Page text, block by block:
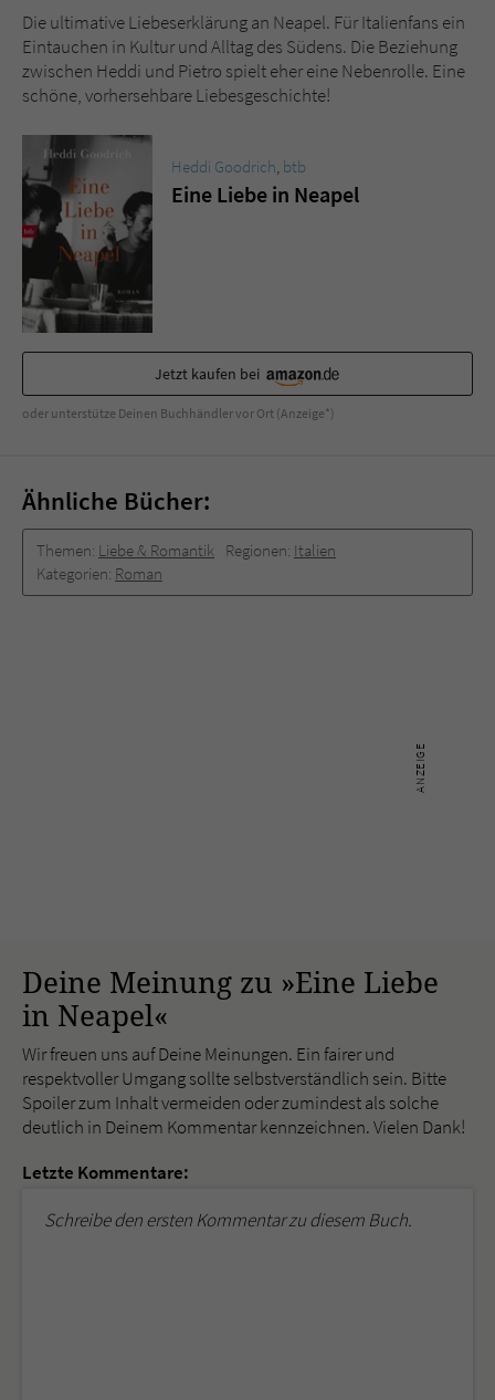
Die ultimative Liebeserklärung an Neapel. Für Italienfans ein
Eintauchen in Kultur und Alltag des Südens. Die Beziehung
zwischen Heddi und Pietro spielt eher eine Nebenrolle. Eine
schöne, vorhersehbare Liebesgeschichte!
Heddi Goodrich btb
Eine Liebe in Neapel
Jetzt kaufen bei
oder unterstütze Deinen Buchhändler vor Ort (Anzeige*)
Ähnliche Bücher:
Themen: Liebe & Romantik Regionen: Italien
Kategorien: Roman
Deine Meinung zu »Eine Liebe
in Neapel«
Wir freuen uns auf Deine Meinungen. Ein fairer und
respektvoller Umgang sollte selbstverständlich sein. Bitte
Spoiler zum Inhalt vermeiden oder zumindest als solche
deutlich in Deinem Kommentar kennzeichnen. Vielen Dank!
Letzte Kommentare:
Schreibe den ersten Kommentar zu diesem Buch.